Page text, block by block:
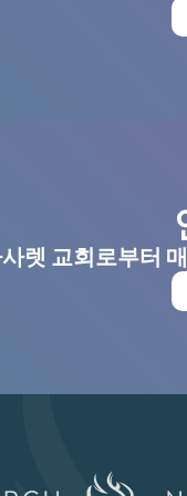
렛 교회로부터